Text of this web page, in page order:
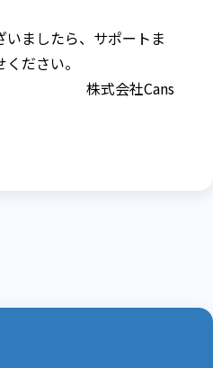
ましたら、サポートま
ださい。
株式会社Cans